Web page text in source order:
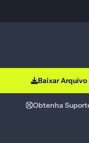
Baixar Arquivo
Obtenha